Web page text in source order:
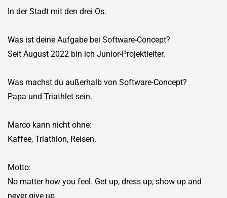
In der Stadt mit den drei Os.
Was ist deine Aufgabe bei Software-Concept?
Seit August 2022 bin ich Junior-Projektleiter.
Was machst du außerhalb von Software-Concept?
Papa und Triathlet sein.
Marco kann nicht ohne:
Kaffee, Triathlon, Reisen.
Motto:
No matter how you feel. Get up, dress up, show up and
never give up.